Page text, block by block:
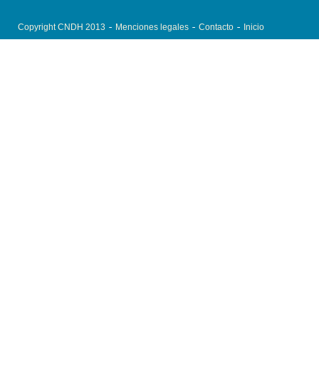
Copyright CNDH 2013 Menciones legales Contacto Inicio